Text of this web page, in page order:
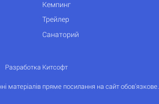
Кемпинг
Трейлер
Санаторий
Разработка Китсофт
матеріалів пряме посилання на сайт обов'язкове.